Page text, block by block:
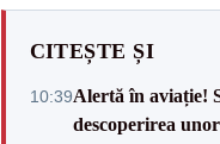
CITEȘTE ȘI
10:39Alertă în aviație!
descoperirea